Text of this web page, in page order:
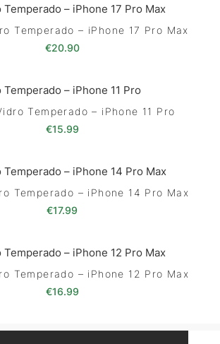
Temperado – iPhone 17 Pro Max
€20.90
Temperado – iPhone 11 Pro
€15.99
Temperado – iPhone 14 Pro Max
€17.99
Temperado – iPhone 12 Pro Max
€16.99